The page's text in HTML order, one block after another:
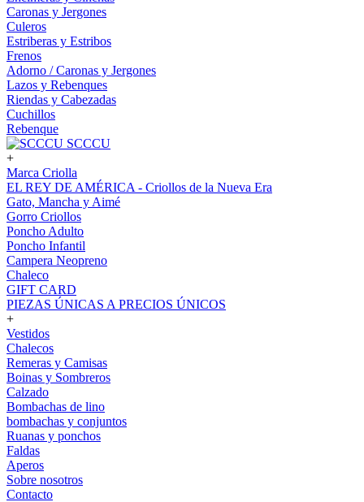
Caronas y Jergones
Culeros
Estriberas y Estribos
Frenos
Adorno / Caronas y Jergones
Lazos y Rebenques
Riendas y Cabezadas
Cuchillos
Rebenque
SCCCU
+
Marca Criolla
EL REY DE AMÉRICA - Criollos de la Nueva Era
Gato, Mancha y Aimé
Gorro Criollos
Poncho Adulto
Poncho Infantil
Campera Neopreno
Chaleco
GIFT CARD
PIEZAS ÚNICAS A PRECIOS ÚNICOS
+
Vestidos
Chalecos
Remeras y Camisas
Boinas y Sombreros
Calzado
Bombachas de lino
bombachas y conjuntos
Ruanas y ponchos
Faldas
Aperos
Sobre nosotros
Contacto